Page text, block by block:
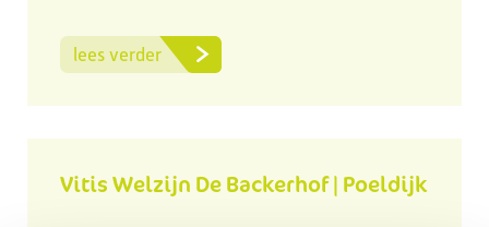
lees verder
Vitis Welzijn De Backerhof | Poeldijk